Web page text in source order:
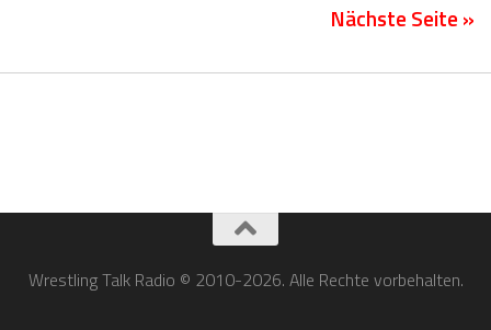
Nächste Seite »
Wrestling Talk Radio © 2010-2026. Alle Rechte vorbehalten.